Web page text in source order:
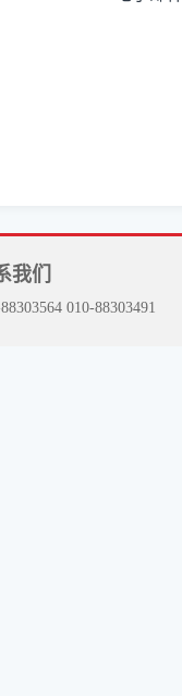
我们
010-88303491